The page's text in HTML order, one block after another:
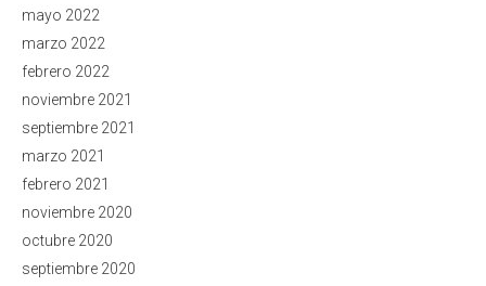
mayo 2022
marzo 2022
febrero 2022
noviembre 2021
septiembre 2021
marzo 2021
febrero 2021
noviembre 2020
octubre 2020
septiembre 2020